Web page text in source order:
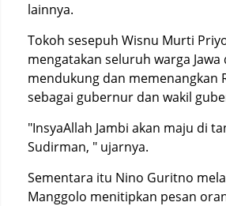
lainnya.
Tokoh sesepuh Wisnu Murti
mengatakan seluruh warga Jawa
mendukung dan memenangkan
sebagai gubernur dan wakil
"InsyaAllah Jambi akan maju di
Sudirman, " ujarnya.
Sementara itu Nino Guritno
Manggolo menitipkan pesan